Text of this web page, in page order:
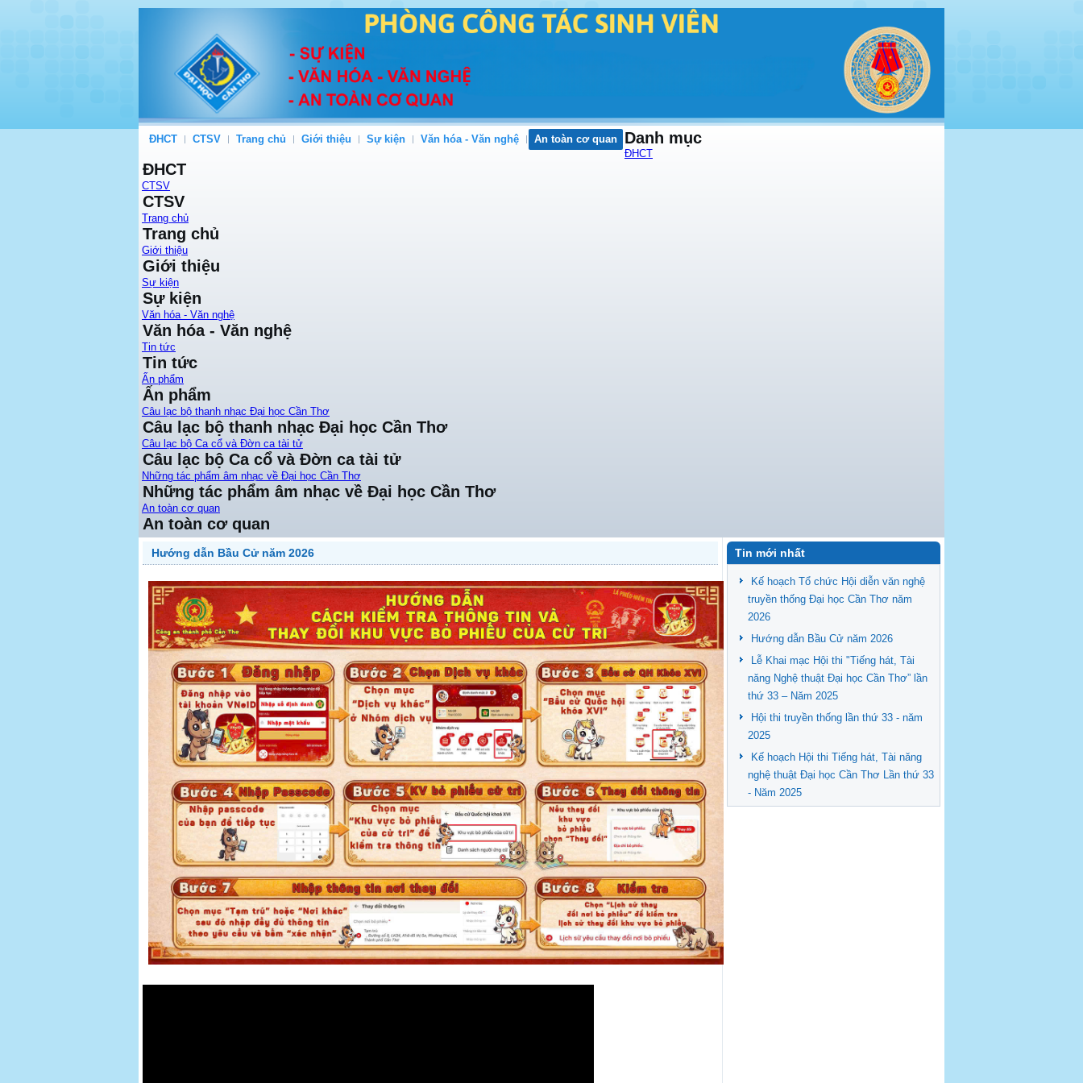
ĐHCT CTSV Trang chủ Giới thiệu Sự kiện Văn hóa - Văn nghệ An toàn cơ quan Danh mục
ĐHCT
ĐHCT
CTSV
CTSV
Trang chủ
Trang chủ
Giới thiệu
Giới thiệu
Sự kiện
Sự kiện
Văn hóa - Văn nghệ
Văn hóa - Văn nghệ
Tin tức
Tin tức
Ấn phẩm
Ấn phẩm
Câu lạc bộ thanh nhạc Đại học Cần Thơ
Câu lạc bộ thanh nhạc Đại học Cần Thơ
Câu lạc bộ Ca cổ và Đờn ca tài tử
Câu lạc bộ Ca cổ và Đờn ca tài tử
Những tác phẩm âm nhạc về Đại học Cần Thơ
Những tác phẩm âm nhạc về Đại học Cần Thơ
An toàn cơ quan
An toàn cơ quan
Hướng dẫn Bầu Cử năm 2026 Tin mới nhất
Kế hoạch Tổ chức Hội diễn văn nghệ
truyền thống Đại học Cần Thơ năm
2026
Hướng dẫn Bầu Cử năm 2026
Lễ Khai mạc Hội thi "Tiếng hát, Tài
năng Nghệ thuật Đại học Cần Thơ” lần
thứ 33 – Năm 2025
Hội thi truyền thống lần thứ 33 - năm
2025
Kế hoạch Hội thi Tiếng hát, Tài năng
nghệ thuật Đại học Cần Thơ Lần thứ 33
- Năm 2025